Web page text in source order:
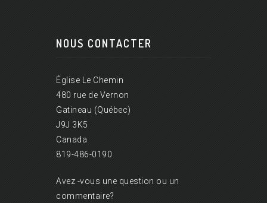
NOUS CONTACTER
Église Le Chemin
480 rue de Vernon
Gatineau (Québec)
J9J 3K5
Canada
819-486-0190
Avez -vous une question ou un
commentaire?